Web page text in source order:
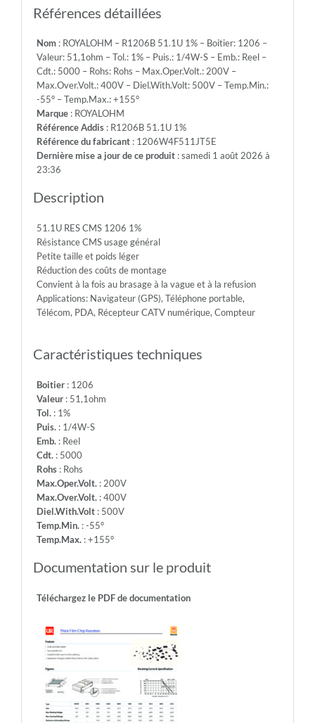
Cdt.:
5000
Rohs:
Rohs
-
Max.Oper.Volt.:
200V
-
Max.Over.Volt.:
400V
-
-55°
-
Temp.Max.:
+155°
Références détaillées
Nom: ROYALOHM – R1206B 51.1U 1% – Boitier: 1206 –
Valeur: 51,1ohm – Tol.: 1% – Puis.: 1/4W-S – Emb.: Reel –
Cdt.: 5000 – Rohs: Rohs – Max.Oper.Volt.: 200V –
Max.Over.Volt.: 400V – Diel.With.Volt: 500V – Temp.Min.:
-55° – Temp.Max.: +155°
Marque: ROYALOHM
Référence Addis: R1206B 51.1U 1%
Référence du fabricant: 1206W4F511JT5E
Dernière mise a jour de ce produit: samedi 1 août 2026 à
23:36
Description
51.1U RES CMS 1206 1%
Résistance CMS usage général
Petite taille et poids léger
Réduction des coûts de montage
Convient à la fois au brasage à la vague et à la refusion
Applications: Navigateur (GPS), Téléphone portable,
Télécom, PDA, Récepteur CATV numérique, Compteur
Caractéristiques techniques
Boitier: 1206
Valeur: 51,1ohm
Tol.: 1%
Puis.: 1/4W-S
Emb.: Reel
Cdt.: 5000
Rohs: Rohs
Max.Oper.Volt.: 200V
Max.Over.Volt.: 400V
Diel.With.Volt: 500V
Temp.Min.: -55°
Temp.Max.: +155°
Documentation sur le produit
Téléchargez le PDF de documentation